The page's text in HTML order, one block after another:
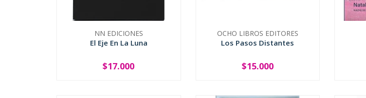
NN EDICIONES
El Eje En La Luna
+
$17.000
OCHO LIBROS EDITORES
Los Pasos Distantes
+
$15.000